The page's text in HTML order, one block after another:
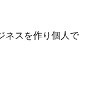
ネスを作り個人で